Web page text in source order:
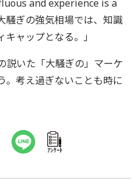
and experience is a
騒ぎの強気相場では、知識
ャップとなる。」
説いた「大騒ぎの」マーケ
。考え過ぎないことも時に
ｱﾝｹｰﾄ